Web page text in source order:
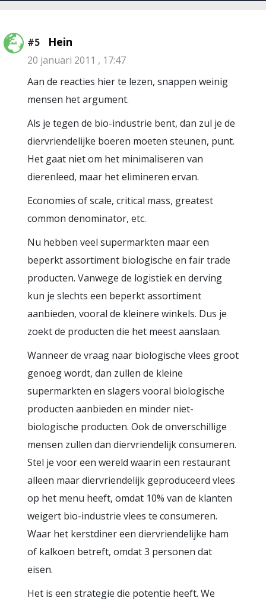
#5 Hein
20 januari 2011 , 17:47
Aan de reacties hier te lezen, snappen weinig
mensen het argument.
Als je tegen de bio-industrie bent, dan zul je de
diervriendelijke boeren moeten steunen, punt.
Het gaat niet om het minimaliseren van
dierenleed, maar het elimineren ervan.
Economies of scale, critical mass, greatest
common denominator, etc.
Nu hebben veel supermarkten maar een
beperkt assortiment biologische en fair trade
producten. Vanwege de logistiek en derving
kun je slechts een beperkt assortiment
aanbieden, vooral de kleinere winkels. Dus je
zoekt de producten die het meest aanslaan.
Wanneer de vraag naar biologische vlees groot
genoeg wordt, dan zullen de kleine
supermarkten en slagers vooral biologische
producten aanbieden en minder niet-
biologische producten. Ook de onverschillige
mensen zullen dan diervriendelijk consumeren.
Stel je voor een wereld waarin een restaurant
alleen maar diervriendelijk geproduceerd vlees
op het menu heeft, omdat 10% van de klanten
weigert bio-industrie vlees te consumeren.
Waar het kerstdiner een diervriendelijke ham
of kalkoen betreft, omdat 3 personen dat
eisen.
Het is een strategie die potentie heeft. We